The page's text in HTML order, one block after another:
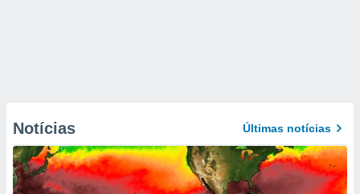
Notícias Últimas notícias